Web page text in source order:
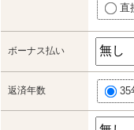
直
ボーナス払い
返済年数 35